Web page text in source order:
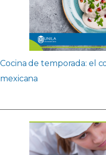
Cocina de temporada: el
mexicana